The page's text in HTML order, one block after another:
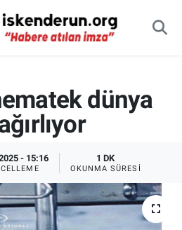
dünya
- 15:16 1 DK
OKUNMA SÜRESI